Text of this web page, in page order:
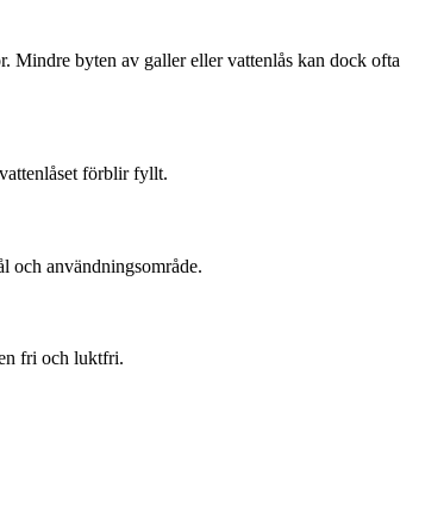
Mindre byten av galler eller vattenlås kan dock ofta
förblir fyllt.
och användningsområde.
fri och luktfri.